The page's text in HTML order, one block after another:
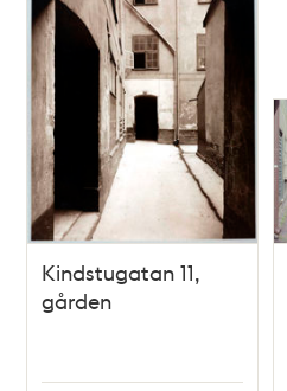
Kindstugatan 11,
gården